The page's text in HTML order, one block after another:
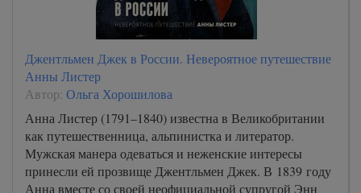
Джентльмен Джек в России. Невероятное путешествие
Анны Листер
Автор: Ольга Хорошилова
Анна Листер (1791–1840) известна в Великобритании
как путешественница, альпинистка и литератор.
Мужская манера одеваться и неженские интересы
принесли ей прозвище Джентльмен Джек. В 1839 году
Анна вместе со своей неофициальной супругой Энн